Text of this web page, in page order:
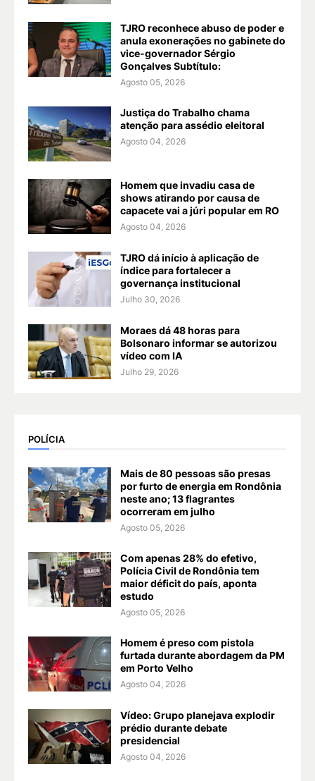
TJRO reconhece abuso de poder e
anula exonerações no gabinete do
vice-governador Sérgio
Gonçalves Subtítulo:
Agosto 05, 2026
Justiça do Trabalho chama
atenção para assédio eleitoral
Agosto 04, 2026
Homem que invadiu casa de
shows atirando por causa de
capacete vai a júri popular em RO
Agosto 04, 2026
TJRO dá início à aplicação de
índice para fortalecer a
governança institucional
Julho 30, 2026
Moraes dá 48 horas para
Bolsonaro informar se autorizou
vídeo com IA
Julho 29, 2026
POLÍCIA
Mais de 80 pessoas são presas
por furto de energia em Rondônia
neste ano; 13 flagrantes
ocorreram em julho
Agosto 05, 2026
Com apenas 28% do efetivo,
Polícia Civil de Rondônia tem
maior déficit do país, aponta
estudo
Agosto 05, 2026
Homem é preso com pistola
furtada durante abordagem da PM
em Porto Velho
Agosto 04, 2026
Vídeo: Grupo planejava explodir
prédio durante debate
presidencial
Agosto 04, 2026